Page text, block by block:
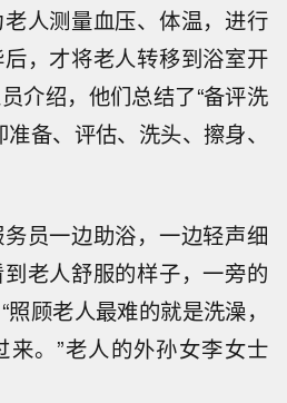
人测量血压、体温，进行
，才将老人转移到浴室开
介绍，他们总结了“备评洗
备、评估、洗头、擦身、
员一边助浴，一边轻声细
老人舒服的样子，一旁的
顾老人最难的就是洗澡，
。”老人的外孙女李女士